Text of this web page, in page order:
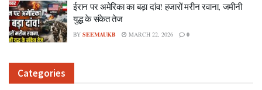
ईरान पर अमेरिका का बड़ा दांव! हजारों मरीन रवाना, जमीनी
युद्ध के संकेत तेज
BY SEEMAUKB MARCH 22, 2026 0
Categories